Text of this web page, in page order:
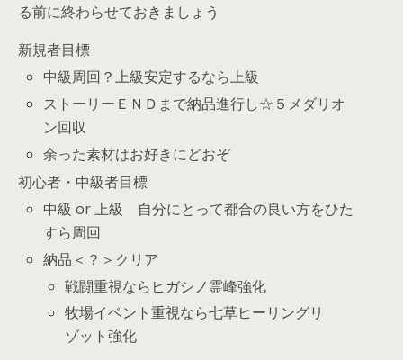
る前に終わらせておきましょう
新規者目標
中級周回？上級安定するなら上級
ストーリーＥＮＤまで納品進行し☆５メダリオ
ン回収
余った素材はお好きにどおぞ
初心者・中級者目標
中級 or 上級 自分にとって都合の良い方をひた
すら周回
納品＜？＞クリア
戦闘重視ならヒガシノ霊峰強化
牧場イベント重視なら七草ヒーリングリ
ゾット強化